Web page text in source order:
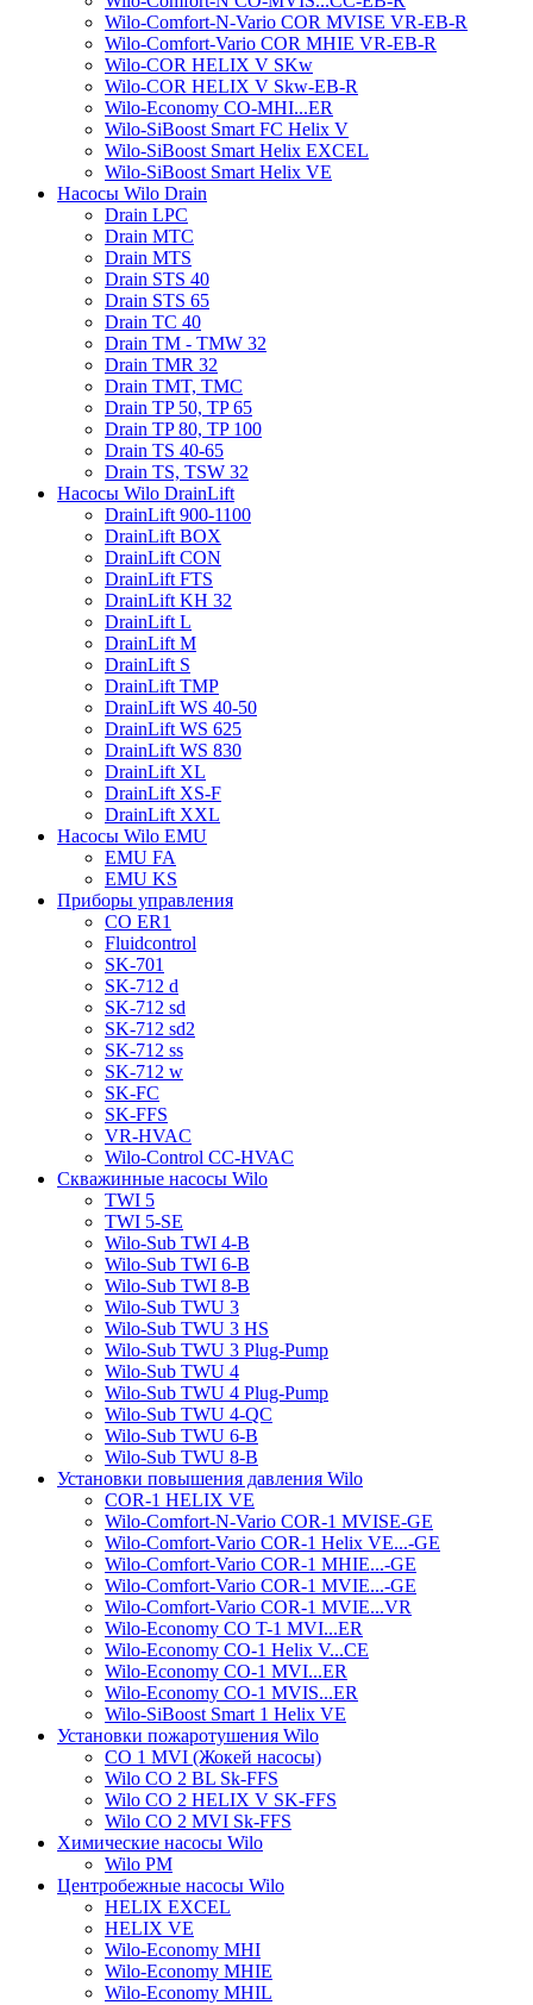
Wilo-Comfort-N-Vario COR MVISE VR-EB-R
Wilo-Comfort-Vario COR MHIE VR-EB-R
Wilo-COR HELIX V SKw
Wilo-COR HELIX V Skw-EB-R
Wilo-Economy CO-MHI...ER
Wilo-SiBoost Smart FC Helix V
Wilo-SiBoost Smart Helix EXCEL
Wilo-SiBoost Smart Helix VE
Насосы Wilo Drain
Drain LPC
Drain MTC
Drain MTS
Drain STS 40
Drain STS 65
Drain TC 40
Drain TM - TMW 32
Drain TMR 32
Drain TMT, TMC
Drain TP 50, TP 65
Drain TP 80, TP 100
Drain TS 40-65
Drain TS, TSW 32
Насосы Wilo DrainLift
DrainLift 900-1100
DrainLift BOX
DrainLift CON
DrainLift FTS
DrainLift KH 32
DrainLift L
DrainLift M
DrainLift S
DrainLift TMP
DrainLift WS 40-50
DrainLift WS 625
DrainLift WS 830
DrainLift XL
DrainLift XS-F
DrainLift XXL
Насосы Wilo EMU
EMU FA
EMU KS
Приборы управления
CO ER1
Fluidcontrol
SK-701
SK-712 d
SK-712 sd
SK-712 sd2
SK-712 ss
SK-712 w
SK-FC
SK-FFS
VR-HVAC
Wilo-Control CC-HVAC
Скважинные насосы Wilo
TWI 5
TWI 5-SE
Wilo-Sub TWI 4-B
Wilo-Sub TWI 6-B
Wilo-Sub TWI 8-B
Wilo-Sub TWU 3
Wilo-Sub TWU 3 HS
Wilo-Sub TWU 3 Plug-Pump
Wilo-Sub TWU 4
Wilo-Sub TWU 4 Plug-Pump
Wilo-Sub TWU 4-QC
Wilo-Sub TWU 6-B
Wilo-Sub TWU 8-B
Установки повышения давления Wilo
COR-1 HELIX VE
Wilo-Comfort-N-Vario COR-1 MVISE-GE
Wilo-Comfort-Vario COR-1 Helix VE...-GE
Wilo-Comfort-Vario COR-1 MHIE...-GE
Wilo-Comfort-Vario COR-1 MVIE...-GE
Wilo-Comfort-Vario COR-1 MVIE...VR
Wilo-Economy CO T-1 MVI...ER
Wilo-Economy CO-1 Helix V...CE
Wilo-Economy CO-1 MVI...ER
Wilo-Economy CO-1 MVIS...ER
Wilo-SiBoost Smart 1 Helix VE
Установки пожаротушения Wilo
CO 1 MVI (Жокей насосы)
Wilo CO 2 BL Sk-FFS
Wilo CO 2 HELIX V SK-FFS
Wilo CO 2 MVI Sk-FFS
Химические насосы Wilo
Wilo PM
Центробежные насосы Wilo
HELIX EXCEL
HELIX VE
Wilo-Economy MHI
Wilo-Economy MHIE
Wilo-Economy MHIL